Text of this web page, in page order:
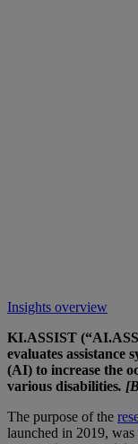
Insights overview
KI.ASSIST
evaluates assistance
(AI) to increase the
various disabilities.
The purpose of the
launched in 2019, was